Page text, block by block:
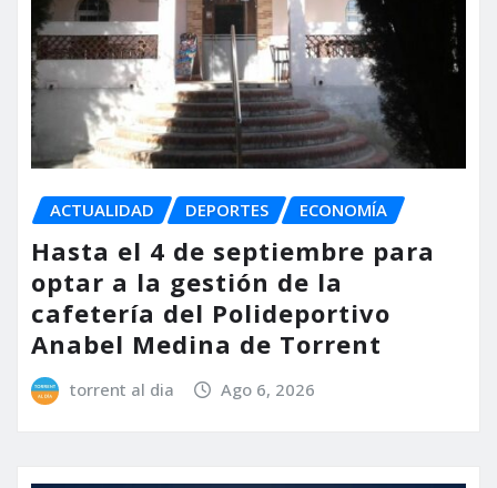
ACTUALIDAD DEPORTES ECONOMÍA
Hasta el 4 de septiembre para
optar a la gestión de la
cafetería del Polideportivo
Anabel Medina de Torrent
torrent al dia Ago 6, 2026